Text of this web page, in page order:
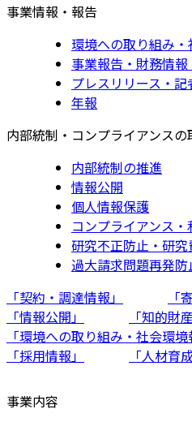
事業情報・報告
環境への取り組み
事業報告・財務情
プレスリリース・
年報
内部統制・コンプライアンスの
内部統制の推進
情報公開
個人情報保護
コンプライアンス・
研究不正防止・研
過大請求問題再発
「契約・調達情報」
「
「情報公開」
「知的財産
「環境への取り組み・社会環境
「採用情報」
「人材育
事業内容